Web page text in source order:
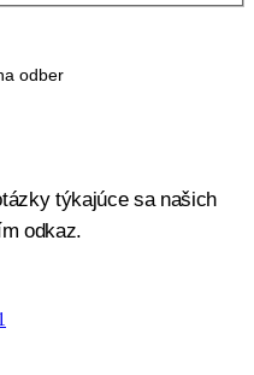
týkajúce sa našich
odkaz.